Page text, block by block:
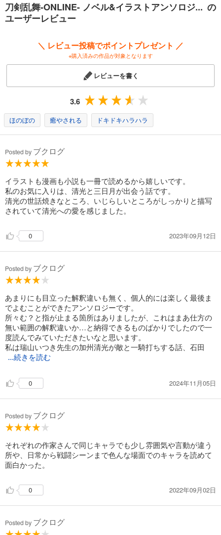
刀剣乱舞-ONLINE- ノベル&イラストアンソロジ... の
ユーザーレビュー
＼ レビュー投稿でポイントプレゼント ／
※購入済みの作品が対象となります
レビューを書く
3.6
ほのぼの 癒やされる ドキドキハラハラ
Posted by ブクログ
イラストも漫画も小説も一冊で読めるから嬉しいです。
私のお気に入りは、清光と三日月が出会う話です。
清光の世話焼きなところ、いじらしいところがしっかりと描写
されていて清光への愛を感じました。
0 2023年09月12日
Posted by ブクログ
あまりにも目立った解釈違いも無く、個人的には楽しく最後ま
でよむことができたアンソロジーです。
所々む？と指が止まる箇所はありましたが、これはまあ仕方の
無い範囲の解釈違いか…と納得できるものばかりでしたので一
度読んでみていただきたいなと思います。
私は瑞山いつき先生の加州清光が敵と一騎打ちする話、石田
...続きを読む
0 2024年11月05日
Posted by ブクログ
それぞれの作家さんで同じキャラでも少し雰囲気や言動が違う
所や、日常から戦闘シーンまで色んな場面でのキャラを読めて
面白かった。
0 2022年09月02日
Posted by ブクログ